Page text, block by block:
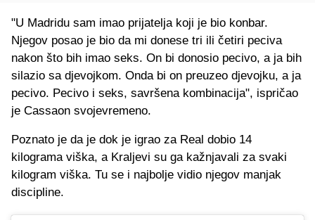
"U Madridu sam imao prijatelja koji je bio konbar.
Njegov posao je bio da mi donese tri ili četiri peciva
nakon što bih imao seks. On bi donosio pecivo, a ja bih
silazio sa djevojkom. Onda bi on preuzeo djevojku, a ja
pecivo. Pecivo i seks, savršena kombinacija", ispričao
je Cassaon svojevremeno.
Poznato je da je dok je igrao za Real dobio 14
kilograma viška, a Kraljevi su ga kažnjavali za svaki
kilogram viška. Tu se i najbolje vidio njegov manjak
discipline.